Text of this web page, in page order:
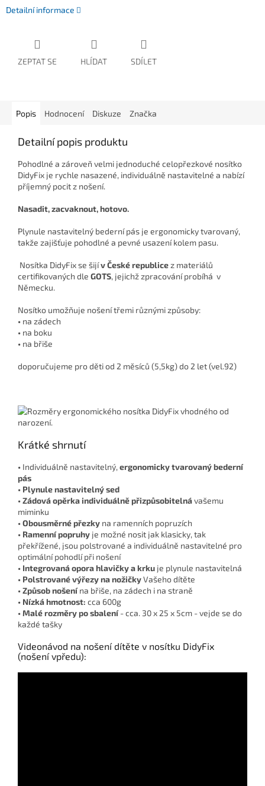
Detailní informace
ZEPTAT SE HLÍDAT SDÍLET
Popis Hodnocení Diskuze Značka
Detailní popis produktu
Pohodlné a zároveň velmi jednoduché celopřezkové nosítko
DidyFix je rychle nasazené, individuálně nastavitelné a nabízí
příjemný pocit z nošení.
Nasadit, zacvaknout, hotovo.
Plynule nastavitelný bederní pás je ergonomicky tvarovaný,
takže zajišťuje pohodlné a pevné usazení kolem pasu.
Nosítka DidyFix se šijív České republicez materiálů
certifikovaných dle GOTS, jejichž zpracování probíhá v
Německu.
Nosítko umožňuje nošení třemi různými způsoby:
• na zádech
• na boku
• na břiše
doporučujeme pro děti od 2 měsíců (5,5kg) do 2 let (vel.92)
Krátké shrnutí
• Individuálně nastavitelný, ergonomicky tvarovaný bederní
pás
• Plynule nastavitelný sed
• Zádová opěrka individuálně přizpůsobitelnávašemu
miminku
• Obousměrné přezky na ramenních popruzích
• Ramenní popruhy je možné nosit jak klasicky, tak
překřížené, jsou polstrované a individuálně nastavitelné pro
optimální pohodlí při nošení
• Integrovaná opora hlavičky a krku je plynule nastavitelná
• Polstrované výřezy na nožičkyVašeho dítěte
• Způsob nošení na břiše, na zádech i na straně
• Nízká hmotnost: cca 600g
• Malé rozměry po sbalení - cca. 30 x 25 x 5cm - vejde se do
každé tašky
Videonávod na nošení dítěte v nosítku DidyFix
(nošení vpředu):